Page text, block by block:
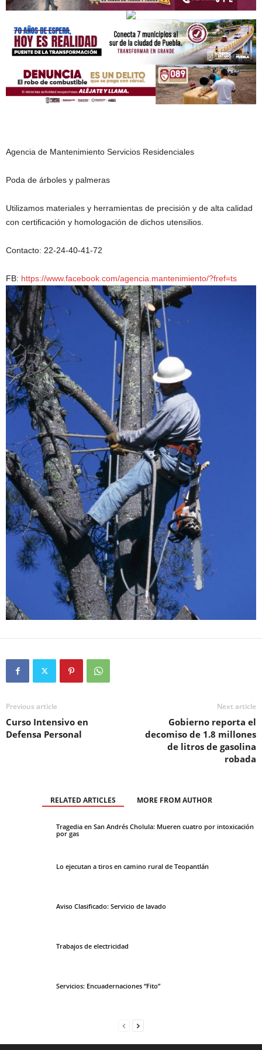
Agencia de Mantenimiento Servicios Residenciales
Poda de árboles y palmeras
Utilizamos materiales y herramientas de precisión y de alta calidad
con certificación y homologación de dichos utensilios.
Contacto: 22-24-40-41-72
FB: https://www.facebook.com/agencia.mantenimiento/?fref=ts
Previous article
Curso Intensivo en
Defensa Personal
Next article
Gobierno reporta el
decomiso de 1.8 millones
de litros de gasolina
robada
RELATED ARTICLES MORE FROM AUTHOR
Tragedia en San Andrés Cholula: Mueren cuatro por intoxicación
por gas
Lo ejecutan a tiros en camino rural de Teopantlán
Aviso Clasificado: Servicio de lavado
Trabajos de electricidad
Servicios: Encuadernaciones “Fito”